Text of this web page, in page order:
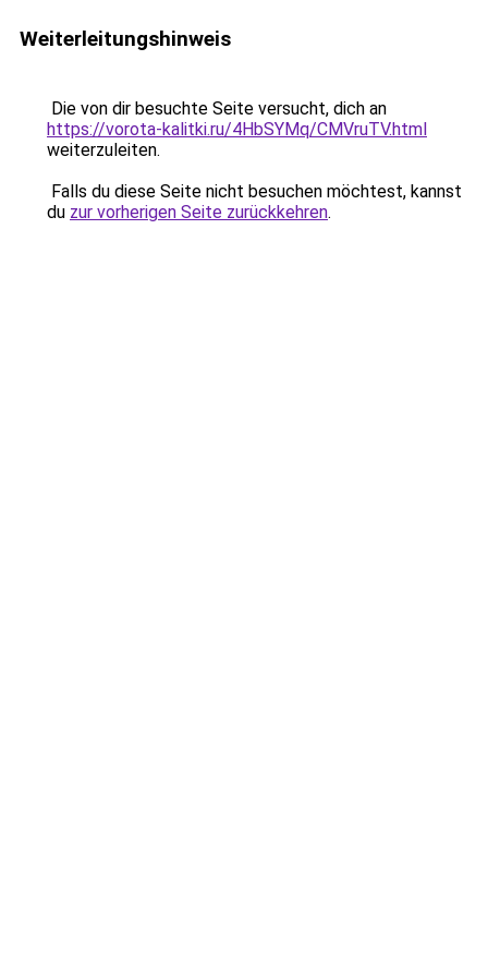
Weiterleitungshinweis
Die von dir besuchte Seite versucht, dich an
https://vorota-kalitki.ru/4HbSYMq/CMVruTV.html
weiterzuleiten.
Falls du diese Seite nicht besuchen möchtest, kannst
du zur vorherigen Seite zurückkehren.